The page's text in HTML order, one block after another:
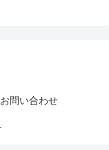
お問い合わせ